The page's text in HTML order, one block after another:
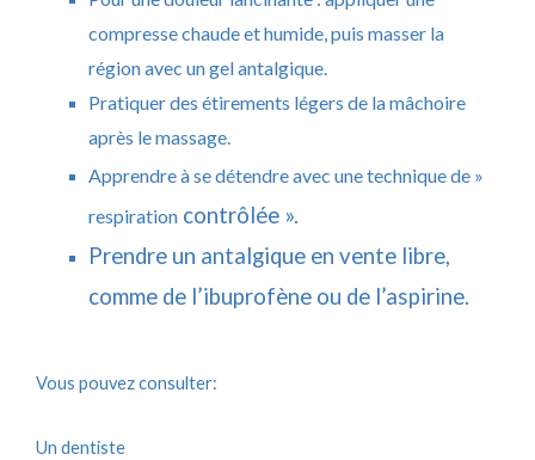
compresse chaude et humide, puis masser la
région avec un gel antalgique.
Pratiquer des étirements légers de la mâchoire
après le massage.
Apprendre à se détendre avec une technique de »
respirationcontrôlée ».
Prendre un antalgique en vente libre,
comme de l’ibuprofène ou de l’aspirine.
Vous pouvez consulter:
Un dentiste